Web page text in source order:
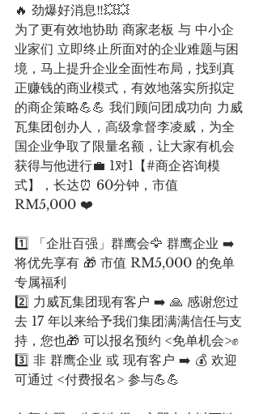
🔥 劲爆好消息‼️💥💥
为了更有效地协助 商家老板 与 中小企
业家们 立即终止所面对的企业难题与困
境，马上提升企业全面性布局，找到真
正赚钱的商业模式，有效地落实所拟定
的商企策略💪💪 我们顾问团成功向 力威
瓦集团创办人，高级拿督李凌威，为全
国企业争取了限量名额，让大家有机会
获得与他进行💼 1对1【#商企咨询模
式】，长达⏰ 60分钟，市值
RM5,000 ❤️
1️⃣ 「企壯百强」群鹰会🦅 群鹰企业 ➡️
将优先享有 🎁 市值 RM5,000 的免单
专属福利
2️⃣ 力威瓦集团现有客户 ➡️ 🙏 感谢您过
去 17 年以来给予我们集团满满信任与支
持，您也🎁 可以报名预约 <免单机会>✊
3️⃣ 非 群鹰企业 或 现有客户 ➡️ 💰 欢迎
可通过 <付费报名> 参与💪💪